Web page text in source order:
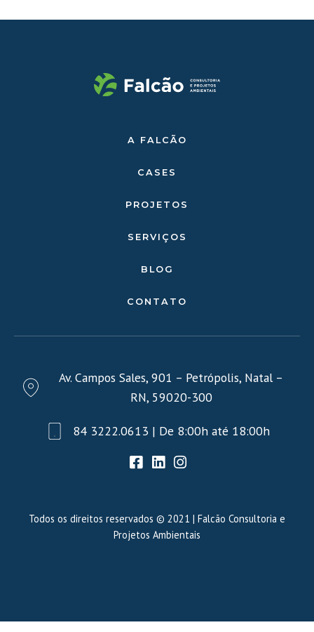
A FALCÃO
CASES
PROJETOS
SERVIÇOS
BLOG
CONTATO
Av. Campos Sales, 901 – Petrópolis, Natal –
RN, 59020-300
84 3222.0613 | De 8:00h até 18:00h
Todos os direitos reservados © 2021 | Falcão Consultoria e
Projetos Ambientais